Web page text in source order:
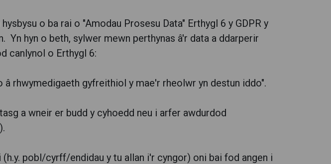
o ba rai o "Amodau Prosesu Data" Erthygl 6 y GDPR y
Yn hyn o beth, sylwer mewn perthynas â'r data a ddarperir
canlynol o Erthygl 6:
rhwymedigaeth gyfreithiol y mae'r rheolwr yn destun iddo".
a wneir er budd y cyhoedd neu i arfer awdurdod
pobl/cyrff/endidau y tu allan i'r cyngor) oni bai fod angen i